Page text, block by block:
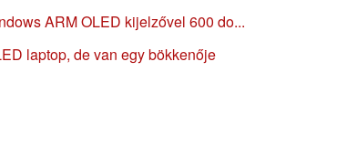
ARM OLED kijelzővel 600 do...
laptop, de van egy bökkenője